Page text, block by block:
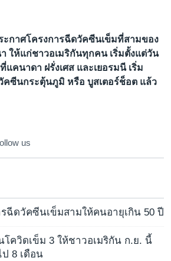
ะกาศโครงการฉีดวัคซีนเข็มที่สามของ
ให้แก่ชาวอเมริกันทุกคน เริ่มตั้งแต่วัน
คนาดา ฝรั่งเศส และเยอรมนี เริ่ม
คซีนกระตุ้นภูมิ หรือ บูสเตอร์ช็อต แล้ว
us
รฉีดวัคซีนเข็มสามให้คนอายุเกิน 50 ปี
ควิดเข็ม 3 ให้ชาวอเมริกัน ก.ย. นี้
8 เดือน